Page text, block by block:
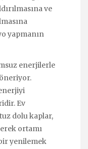
ve
yapmanın
enerjilerle
Ev
dolu kaplar,
ortamı
yenilemek